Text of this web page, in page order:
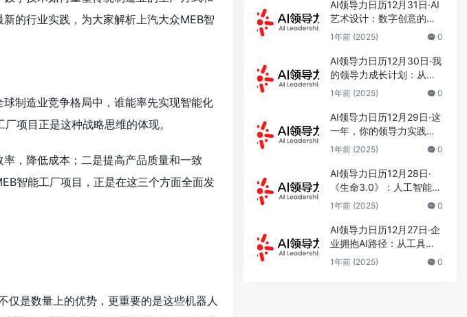
的行业实践，为大家解析上汽大众MEB智
制造业竞争格局中，谁能率先实现智能化
项目正是这种战略思维的体现。
，降低成本；二是提高产品质量和一致
智能工厂项目，正是在这三个方面全面发
仅是数量上的优势，更重要的是这些机器人
AI领导力日历12月31日·AI
艺术设计：数字创意的新
时代
1年前 (2025) 0
AI领导力日历12月30日·我
的领导力成长计划：从认
知到实践的科学修炼
1年前 (2025) 0
AI领导力日历12月29日·这
一年，你的领导力实践收
获了什么？
1年前 (2025) 0
AI领导力日历12月28日·
《生命3.0》：人工智能时
代人类的进化与重生
1年前 (2025) 0
AI领导力日历12月27日·企
业拥抱AI路径：从工具到
智能体再到人机共治
1年前 (2025) 0